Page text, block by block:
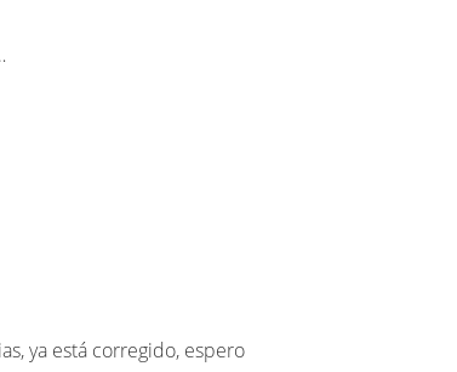
ya está corregido, espero